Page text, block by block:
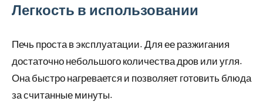
Легкость в использовании
Печь проста в эксплуатации. Для ее разжигания
достаточно небольшого количества дров или угля.
Она быстро нагревается и позволяет готовить блюда
за считанные минуты.